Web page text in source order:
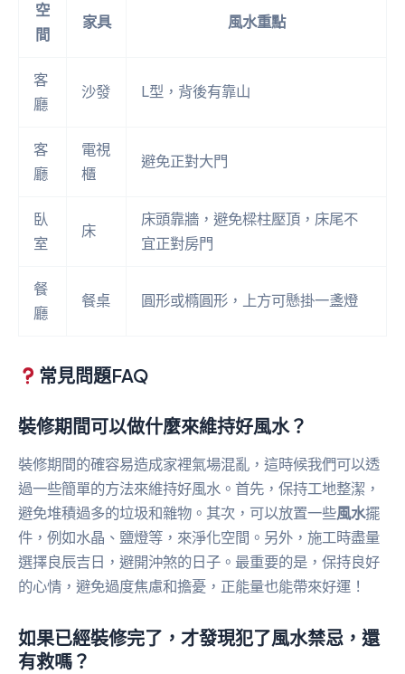
空
間
家具 風水重點
客
廳
沙發 L型，背後有靠山
客
廳
電視
櫃
避免正對大門
臥
室
床
床頭靠牆，避免樑柱壓頂，床尾不
宜正對房門
餐
廳
餐桌 圓形或橢圓形，上方可懸掛一盞燈
常見問題FAQ
裝修期間可以做什麼來維持好風水？
裝修期間的確容易造成家裡氣場混亂，這時候我們可以透
過一些簡單的方法來維持好風水。首先，保持工地整潔，
避免堆積過多的垃圾和雜物。其次，可以放置一些風水擺
件，例如水晶、鹽燈等，來淨化空間。另外，施工時盡量
選擇良辰吉日，避開沖煞的日子。最重要的是，保持良好
的心情，避免過度焦慮和擔憂，正能量也能帶來好運！
如果已經裝修完了，才發現犯了風水禁忌，還
有救嗎？